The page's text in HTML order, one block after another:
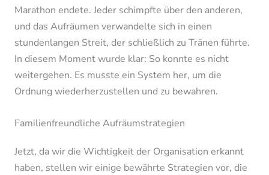
Marathon endete. Jeder schimpfte über den anderen,
und das Aufräumen verwandelte sich in einen
stundenlangen Streit, der schließlich zu Tränen führte.
In diesem Moment wurde klar: So konnte es nicht
weitergehen. Es musste ein System her, um die
Ordnung wiederherzustellen und zu bewahren.
Familienfreundliche Aufräumstrategien
Jetzt, da wir die Wichtigkeit der Organisation erkannt
haben, stellen wir einige bewährte Strategien vor, die